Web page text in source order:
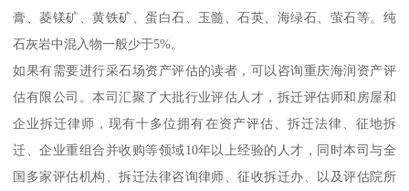
膏、菱镁矿、黄铁矿、蛋白石、玉髓、石英、海绿石、萤石等。纯
石灰岩中混入物一般少于5%。
如果有需要进行采石场资产评估的读者，可以咨询重庆海润资产评
估有限公司。本司汇聚了大批行业评估人才，拆迁评估师和房屋和
企业拆迁律师，现有十多位拥有在资产评估、拆迁法律、征地拆
迁、企业重组合并收购等领域10年以上经验的人才，同时本司与全
国多家评估机构、拆迁法律咨询律师、征收拆迁办、以及评估院所